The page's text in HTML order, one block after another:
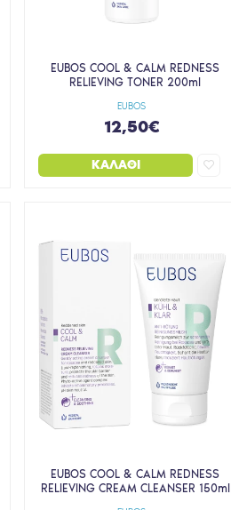
EUBOS
EUBOS COOL & CALM REDNESS
RELIEVING TONER 200ml
12,50€
ΚΑΛΆΘΙ
EUBOS COOL & CALM REDNESS
RELIEVING CREAM CLEANSER 150ml